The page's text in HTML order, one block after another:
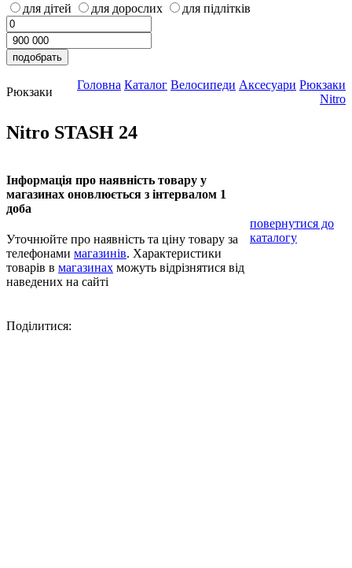
для дітей
для дорослих для підлітків
Рюкзаки
Головна Каталог Велосипеди Аксесуари Рюкзаки
Nitro
Nitro STASH 24
Інформація про наявність товару у
магазинах оновлюється з інтервалом 1
доба
Уточнюйте про наявність та ціну товару за
телефонами магазинів. Характеристики
товарів в магазинах можуть відрізнятися від
наведених на сайті
повернутися до
каталогу
Поділитися: